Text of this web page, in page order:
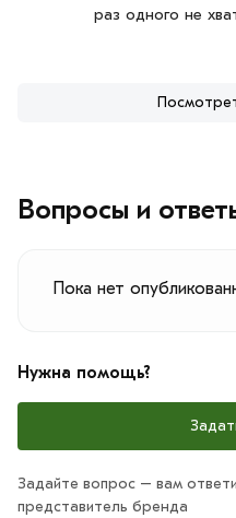
раз одного не
Вопросы и
Пока нет
Нужна помощь?
Задайте вопрос – вам
представитель бренда